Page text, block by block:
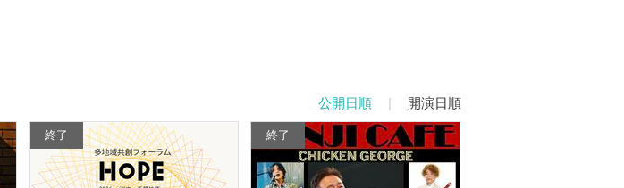
公開日順 | 開演日順
終了 終了